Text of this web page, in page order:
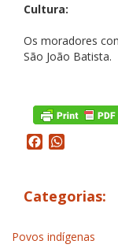
Cultura:
Os moradores
São João Batista.
Facebook
Categorias:
Povos indígenas